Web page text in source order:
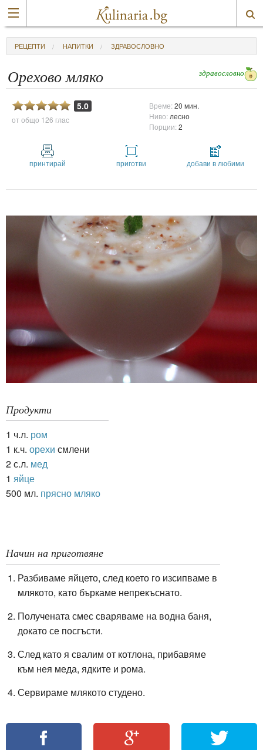
РЕЦЕПТИ НАПИТКИ ЗДРАВОСЛОВНО
Орехово мляко здравословно
5.0
от общо 126 глас
Време:20 мин.
Ниво: лесно
Порции:2
принтирай приготви добави в любими
Продукти
1 ч.л. ром
1 к.ч. орехи смлени
2 с.л. мед
1 яйце
500 мл. прясно мляко
Начин на приготвяне
Разбиваме яйцето, след което го изсипваме в
млякото, като бъркаме непрекъснато.
Получената смес сваряваме на водна баня,
докато се посгъсти.
След като я свалим от котлона, прибавяме
към нея меда, ядките и рома.
Сервираме млякото студено.